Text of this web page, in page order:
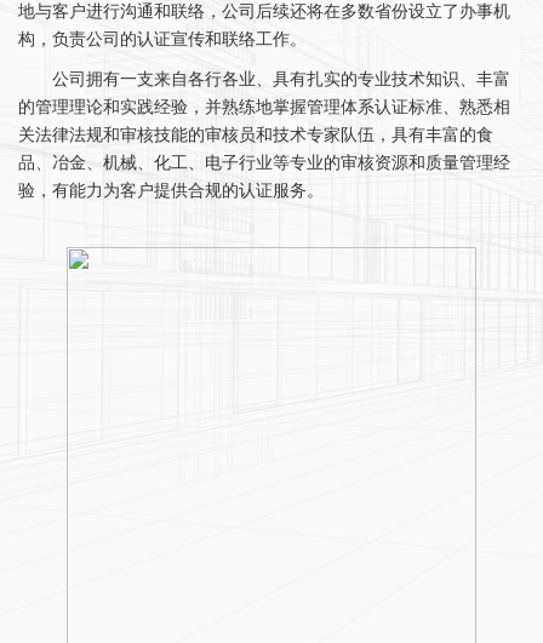
地与客户进行沟通和联络，公司后续还将在多数省份设立了办事机
构，负责公司的认证宣传和联络工作。
公司拥有一支来自各行各业、具有扎实的专业技术知识、丰富
的管理理论和实践经验，并熟练地掌握管理体系认证标准、熟悉相
关法律法规和审核技能的审核员和技术专家队伍，具有丰富的食
品、冶金、机械、化工、电子行业等专业的审核资源和质量管理经
验，有能力为客户提供合规的认证服务。